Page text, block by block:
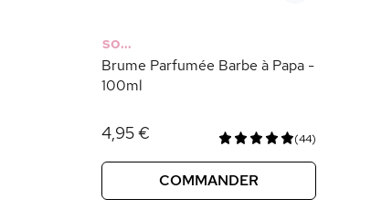
SO...
Brume Parfumée Barbe à Papa -
100ml
4,95 € (44)
COMMANDER